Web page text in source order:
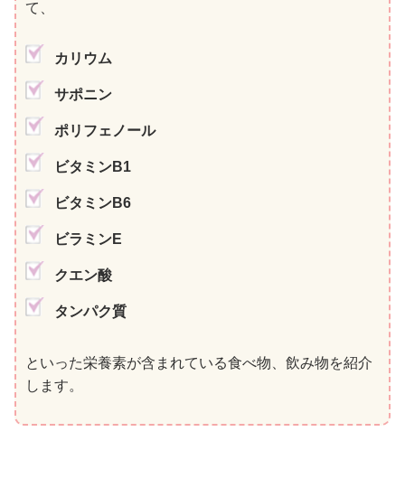
て、
カリウム
サポニン
ポリフェノール
ビタミンB1
ビタミンB6
ビラミンE
クエン酸
タンパク質
といった栄養素が含まれている食べ物、飲み物を紹介
します。